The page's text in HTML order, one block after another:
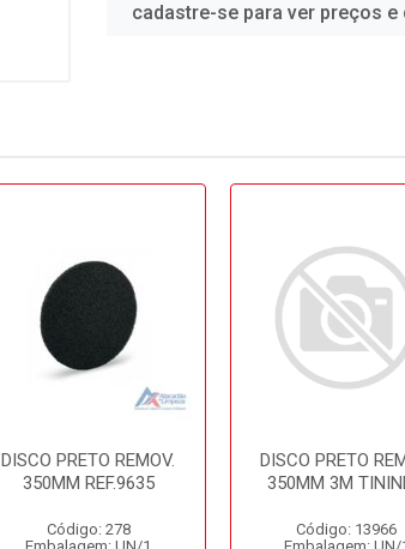
cadastre-se para ver preços e
DISCO PRETO REMOV.
350MM REF.9635
Código: 278
DISCO PRETO
350MM 3M
Código: 13966